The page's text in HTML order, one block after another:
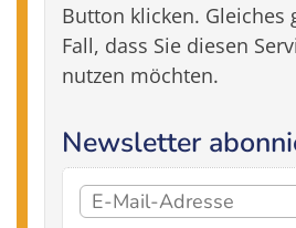
Button klicken. Gleiches
Fall, dass Sie diesen
nutzen möchten.
Newsletter
E-